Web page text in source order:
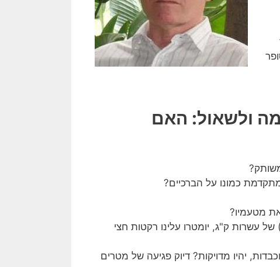
ולשאול: האם
מתקדמת כמונו על הברכיים?
מטעמיו?
עשרות ק"ג, יומטרו עלינו רקטות חצי
חצי כבדות וכבדות, יהיו מדויקות? דיוק פגיעה של מטרים